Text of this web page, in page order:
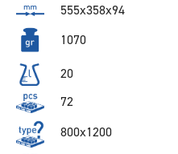
555x358x94
1070
20
72
800x1200